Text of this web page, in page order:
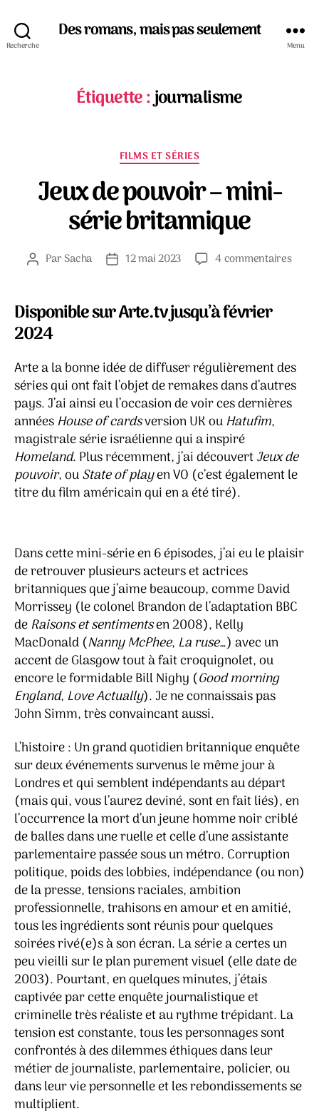
Recherche
Des romans, mais pas seulement
Menu
Étiquette :journalisme
Catégories
FILMS ET SÉRIES
Jeux de pouvoir – mini-
série britannique
Auteur
ParSacha
Date12 mai 2023 4 commentairessur
Disponible sur Arte.tv jusqu’à février
2024
Arte a la bonne idée de diffuser régulièrement des
séries qui ont fait l’objet de remakes dans d’autres
pays. J’ai ainsi eu l’occasion de voir ces dernières
années House of cardsversion UK ou Hatufim,
magistrale série israélienne qui a inspiré
Homeland. Plus récemment, j’ai découvertJeux de
pouvoir, ouState of playen VO (c’est également le
titre du film américain qui en a été tiré).
Dans cette mini-série en 6 épisodes, j’ai eu le plaisir
de retrouver plusieurs acteurs et actrices
britanniques que j’aime beaucoup, comme David
Morrissey (le colonel Brandon de l’adaptation BBC
de Raisons et sentimentsen 2008), Kelly
MacDonald (Nanny McPhee, La ruse…) avec un
accent de Glasgow tout à fait croquignolet, ou
encore le formidable Bill Nighy (Good morning
England, Love Actually). Je ne connaissais pas
John Simm, très convaincant aussi.
L’histoire : Un grand quotidien britannique enquête
sur deux événements survenus le même jour à
Londres et qui semblent indépendants au départ
(mais qui, vous l’aurez deviné, sont en fait liés), en
l’occurrence la mort d’un jeune homme noir criblé
de balles dans une ruelle et celle d’une assistante
parlementaire passée sous un métro. Corruption
politique, poids des lobbies, indépendance (ou non)
de la presse, tensions raciales, ambition
professionnelle, trahisons en amour et en amitié,
tous les ingrédients sont réunis pour quelques
soirées rivé(e)s à son écran. La série a certes un
peu vieilli sur le plan purement visuel (elle date de
2003). Pourtant, en quelques minutes, j’étais
captivée par cette enquête journalistique et
criminelle très réaliste et au rythme trépidant. La
tension est constante, tous les personnages sont
confrontés à des dilemmes éthiques dans leur
métier de journaliste, parlementaire, policier, ou
dans leur vie personnelle et les rebondissements se
multiplient.